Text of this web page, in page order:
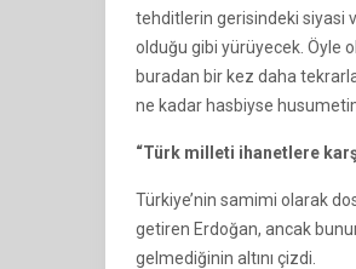
tehditlerin gerisindeki siyasi
olduğu gibi yürüyecek. Öyle
buradan bir kez daha
ne kadar hasbiyse
“Türk milleti ihanetlere
Türkiye’nin samimi olarak
getiren Erdoğan, ancak
gelmediğinin altını çizdi.